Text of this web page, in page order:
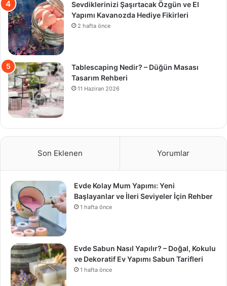
Sevdiklerinizi Şaşırtacak Özgün ve El
Yapımı Kavanozda Hediye Fikirleri
2 hafta önce
Tablescaping Nedir? – Düğün Masası
Tasarım Rehberi
11 Haziran 2026
Son Eklenen Yorumlar
Evde Kolay Mum Yapımı: Yeni
Başlayanlar ve İleri Seviyeler İçin Rehber
1 hafta önce
Evde Sabun Nasıl Yapılır? – Doğal, Kokulu
ve Dekoratif Ev Yapımı Sabun Tarifleri
1 hafta önce